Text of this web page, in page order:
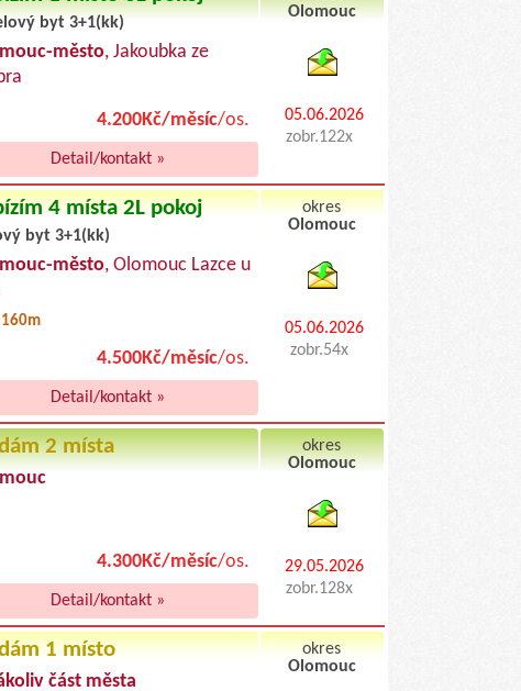
byt 3+1(kk)
město, Jakoubka ze
4.200Kč/měsíc/os.
Detail/kontakt »
Olomouc
05.06.2026
zobr.122x
4 místa 2L pokoj
byt 3+1(kk)
město, Olomouc Lazce u
160m
4.500Kč/měsíc/os.
Detail/kontakt »
okres
Olomouc
05.06.2026
zobr.54x
2 místa
4.300Kč/měsíc/os.
Detail/kontakt »
okres
Olomouc
29.05.2026
zobr.128x
1 místo
část města
okres
Olomouc